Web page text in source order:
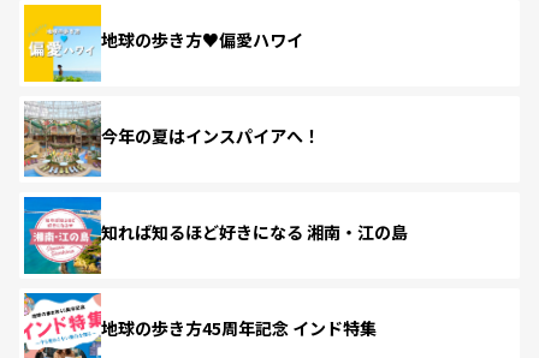
地球の歩き方♥偏愛ハワイ
今年の夏はインスパイアへ！
知れば知るほど好きになる 湘南・江の島
地球の歩き方45周年記念 インド特集